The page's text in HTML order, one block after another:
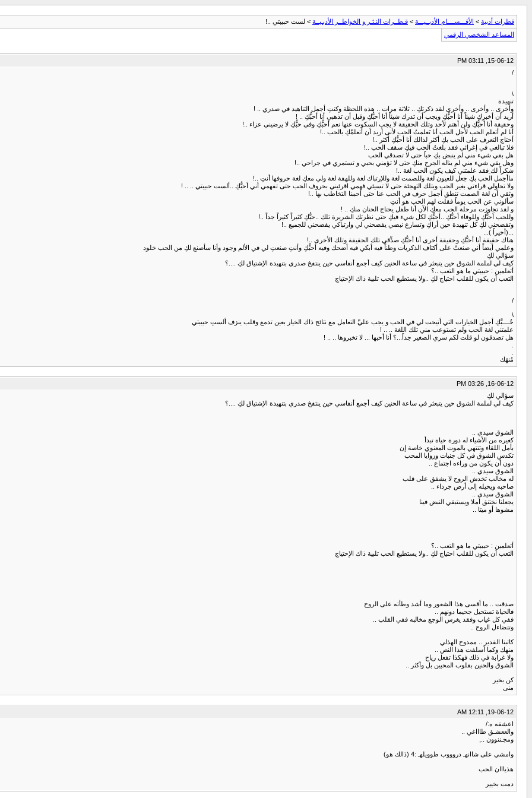
قطرات أدبية > الأقـــســــام الأدبــيـــة > قـطــرات النـثـر و الخواطــر الأدبـيــة > لست حبيبتي ..!
المساعد الشخصي الرقمي
15-06-12, 03:11 PM
/
\
تنهيدة
وأخرى .. وأخرى .. وأخرى لقد ذكرتكِ .. ثلاثة مرات .. هذه اللحظة وكنتِ أجمل التناهيد في صدري .. !
أريد أن أخبركِ شيئاً أنا أحبُّكِ ويجب أن تدرك شيئاً أنا أحبُّكِ وقبل أن تذهبي أنا أحبُّكِ .. !
وحقيقة أنا أحبُّكِ ولن أهتم لأحد وتلك الحقيقة لا يجب السكوت عنها نعم أحبُّكِ وفي حبُّكِ لا يرضيني عزاء ..!
أنا لم أتعلم الحب لأجل الحب أنا تَعلمتُ الحب لأنى أريد أن أتعلمَّكِ بالحب ..!
أحتاج التعرف على الحب بكِ أكثر لذالك أنا أحبُّكِ أكثر ..!
فلا تبالغي في إغرائي فقد بلغتُ الحب فيكِ سقف الحب ..!
هل بقي شيء مني لم ينبض بكِ حباً حتى لا تصدقي الحب
وهل بقي شيء مني لم يناله الجرح منكِ حتى لا تؤمني بحبي و تستمري في جراحي ..!
شكراً لك ِفقد علمتني كيف يكون الحب لغة ..!
ماأجمل الحب بكِ جعل للعيون لغة وللصمت لغة وللإرتباك لغة وللهفة لغة ولي معكِ لغة حروفها أنتِ ..!
ولا تحاولي قراءتي بغير الحب وبتلك التهجئة حتى لا تسيئي فهمي اقرئيني بحروف الحب حتى تفهمي أني أحبُّكِ ..ألست حبيبتي .. .. !
وثقي أن لغة الصمت تنطق أجمل حرف في الحب عنا حتى أحببنا التخاطب بها ..!
سألوني عن الحب يوماً فقلت لهم الحب هو أنتِ
و لقد تجاوزت مرحلة الحب معكِ الآن أنا طفل يحتاج الحنان منكِ .. !
وللحب أحبُّكِ وللوفاء أحبُّكِ ..أحبُّكِ لكل شيء فيكِ حتى نظرتك الشريرة تلك ..حبُّكِ كثيراً كثيراً جداً ..!
وتفضحني لكِ كل تنهيدة حين أراكِ وتسارع نبضي يفضحني لي وارتباكي يفضحني للجميع ..!
...(أخيراً )...
هناك حقيقة أنا أحبُّكِ وحقيقة أخرى أنا أحبُّكِ صدِّقي تلك الحقيقة وتلك الأخرى ..!
وعلمي أيضاً أني صنعتُ على أكتاف الذكريات وطناً فيه أبكي فيه أضحك وفيه أحبُّكِ وأنتِ صنعتِ لي في الألم وجود وأنا سأصنع لكِ من الحب خلود
سؤالي لكِ
كيف لي لملمة الشوق حين يتبعثر في ساعة الحنين كيف أجمع أنفاسي حين ينتفخ صدري بتنهيدة الإشتياق لكِ ....؟
أتعلمين : حبيبتي ما هو التعب ..؟
التعب أن يكون للقلب احتياج لكِ ..ولا يستطيع الحب تلبية ذاك الإحتياج
/
\
حُــــبَّكِ أجمل الخيارات التي أتيحت لي في الحب و يجب عليَّ التعامل مع نتائج ذاك الخيار بعين تدمع وقلب ينزف ألستِ حبيبتي
علمتني لغة الحب ولم تستوعب مني تلك اللغة .. .. !
هل تصدقون لو قلت لكم سري الصغير جداً...؟ أنا أحبها ... لا تخبروها .. .. !
مُنهَك
16-06-12, 03:26 PM
سؤالي لكِ
كيف لي لملمة الشوق حين يتبعثر في ساعة الحنين كيف أجمع أنفاسي حين ينتفخ صدري بتنهيدة الإشتياق لكِ ....؟
الشوق سيدي ..
كغيره من الأشياء له دورة حياة تبدأ
بأمل اللقاء وتنتهي بالموت المعنوي خاصة إن
تكدس الشوق في كل جنبات وزوايا المحب
دون أن يكون من وراءه اجتماع ..
الشوق سيدي ..
له مخالب تخدش الروح لا يشفق على قلب
صاحبه ويحيله إلى أرض جرداء ..
الشوق سيدى ..
يجعلنا نختنق أملا ويستبقي النبض فينا
مشوها أو ميتا ..
أتعلمين : حبيبتي ما هو التعب ..؟
التعب أن يكون للقلب احتياج لكِ ..ولا يستطيع الحب تلبية ذاك الإحتياج
صدقت .. ما أقسى هذا الشعور وما أشد وطأته على الروح
فالحياة تستحيل جحيما دونهم ..
ففي كل غياب وفقد يغرس الوجع مخالبه ففي القلب ..
وتتضاءل الروح ..
كاتبنا القدير .. ممدوح الهذلي
منهك وكما أسلفت هذا النص ..
ولا غرابة في ذلك فهكذا تفعل رياح
الشوق والحنين بقلوب المحبين بل وأكثر ..
كن بخير
منى
19-06-12, 12:11 AM
اعشقه ه:/
والععشـق طاااغي ..
ومجـننوون ..,
وامشي على شاانهـ دروووب طوويلهـ :4 (ذالك هو)
هذيااان الحب
دمت بخيير